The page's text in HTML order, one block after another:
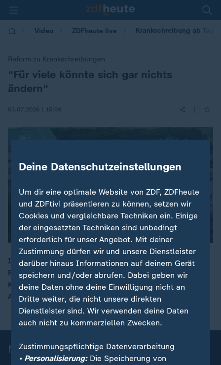
Video ZDFheute live Krankschreibung ab Tag
Reform zu Krankschreibungen
:"Für viele könnte sich gar nichts
ändern"
03.07.2026 | 15:04
00:16
In vielen Arbeits- und Tarifverträgen würden andere
Regeln zur Krankschreibung gelten, sagt ZDF-
Korrespondentin Charlotte Greipl. Hier könne ein
Attest weiterhin erst später nötig sein.
Mehr aus ZDFheute live
Deine Datenschutzeinstellungen
Um dir eine optimale Website von ZDF, ZDFheute
und ZDFtivi präsentieren zu können, setzen wir
Cookies und vergleichbare Techniken ein. Einige
der eingesetzten Techniken sind unbedingt
erforderlich für unser Angebot. Mit deiner
Zustimmung dürfen wir und unsere Dienstleister
darüber hinaus Informationen auf deinem Gerät
speichern und/oder abrufen. Dabei geben wir
deine Daten ohne deine Einwilligung nicht an
Dritte weiter, die nicht unsere direkten
Dienstleister sind. Wir verwenden deine Daten
auch nicht zu kommerziellen Zwecken.
Zustimmungspflichtige Datenverarbeitung
• Personalisierung:Die Speicherung von